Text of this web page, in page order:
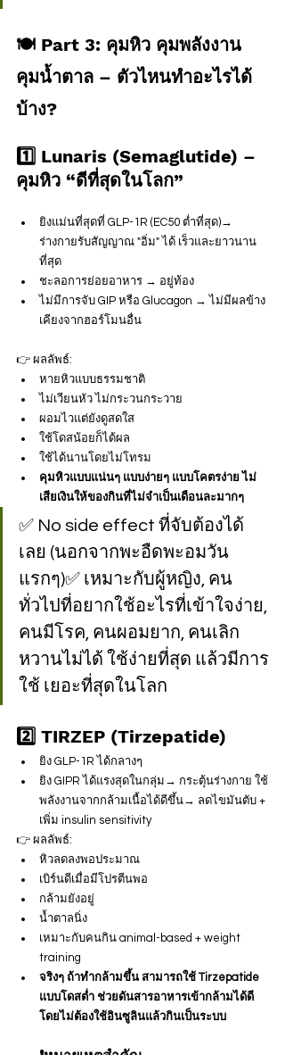
🍽️ Part 3: คุมหิว คุมพลังงาน
คุมน้ำตาล – ตัวไหนทำอะไรได้
บ้าง?
1️⃣ Lunaris (Semaglutide) –
คุมหิว “ดีที่สุดในโลก”
ยิงแม่นที่สุดที่ GLP-1R (EC50 ต่ำที่สุด)→
ร่างกายรับสัญญาณ "อิ่ม" ได้ เร็วและยาวนาน
ที่สุด
ชะลอการย่อยอาหาร → อยู่ท้อง
ไม่มีการจับ GIP หรือ Glucagon → ไม่มีผลข้าง
เคียงจากฮอร์โมนอื่น
👉 ผลลัพธ์:
หายหิวแบบธรรมชาติ
ไม่เวียนหัว ไม่กระวนกระวาย
ผอมไวแต่ยังดูสดใส
ใช้โดสน้อยก็ได้ผล
ใช้ได้นานโดยไม่โทรม
คุมหิวแบบแน่นๆ แบบง่ายๆ แบบโคตรง่าย ไม่
เสียเงินให้ของกินที่ไม่จำเป็นเดือนละมากๆ
✅ No side effect ที่จับต้องได้
เลย (นอกจากพะอืดพะอมวัน
แรกๆ)✅ เหมาะกับผู้หญิง, คน
ทั่วไปที่อยากใช้อะไรที่เข้าใจง่าย,
คนมีโรค, คนผอมยาก, คนเลิก
หวานไม่ได้ ใช้ง่ายที่สุด แล้วมีการ
ใช้ เยอะที่สุดในโลก
2️⃣ TIRZEP (Tirzepatide)
ยิง GLP-1R ได้กลางๆ
ยิง GIPR ได้แรงสุดในกลุ่ม→ กระตุ้นร่างกาย ใช้
พลังงานจากกล้ามเนื้อได้ดีขึ้น→ ลดไขมันตับ +
เพิ่ม insulin sensitivity
👉 ผลลัพธ์:
หิวลดลงพอประมาณ
เบิร์นดีเมื่อมีโปรตีนพอ
กล้ามยังอยู่
น้ำตาลนิ่ง
เหมาะกับคนกิน animal-based + weight
training
จริงๆ ถ้าทำกล้ามขึ้น สามารถใช้ Tirzepatide
แบบโดสต่ำ ช่วยดันสารอาหารเข้ากล้ามได้ดี
โดยไม่ต้องใช้อินซูลินแล้วกินเป็นระบบ